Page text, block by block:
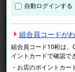
申し訳ございません
自動ログインする
組合員コードが
組合員コード10桁は、
イントカードで確認で
・お店のポイントカー